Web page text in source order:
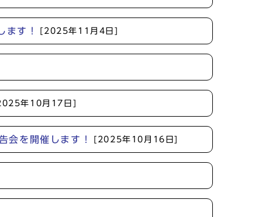
す！ [2025年11月4日]
年10月17日]
を開催します！ [2025年10月16日]